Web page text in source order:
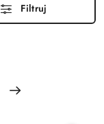
Filtruj